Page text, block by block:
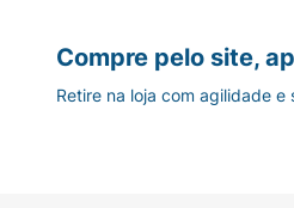
Compre pelo site,
Retire na loja com agilidade e